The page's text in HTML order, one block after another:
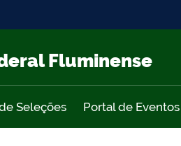
Fluminense
Seleções Portal de Eventos